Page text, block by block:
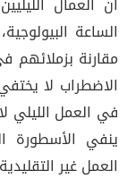
الساعة
مقارنة بزملائهم
الاضطراب لا
في العمل الليلي
ينفي الأسطورة
العمل غير